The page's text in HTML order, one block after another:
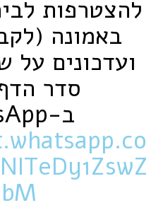
להצטרפות
באמונה
ועדכונים על
סדר